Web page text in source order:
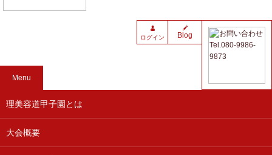
Blog
ログイン
Menu
理美容道甲子園とは
大会概要